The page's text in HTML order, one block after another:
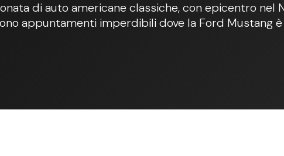
di auto americane classiche, con epicentro nel
appuntamenti imperdibili dove la Ford Mustang